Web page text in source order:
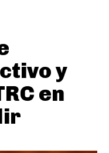
y
en